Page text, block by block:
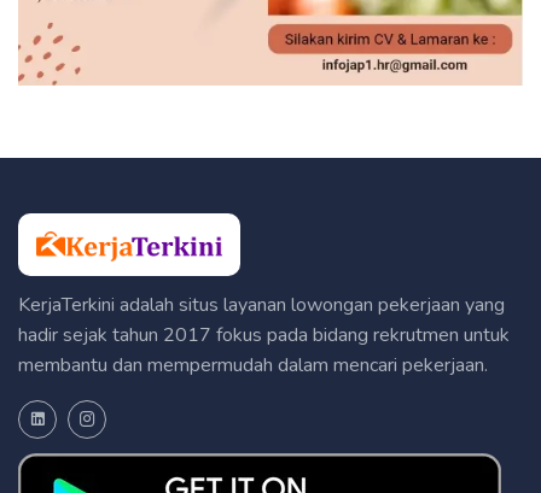
KerjaTerkini adalah situs layanan lowongan pekerjaan yang
hadir sejak tahun 2017 fokus pada bidang rekrutmen untuk
membantu dan mempermudah dalam mencari pekerjaan.